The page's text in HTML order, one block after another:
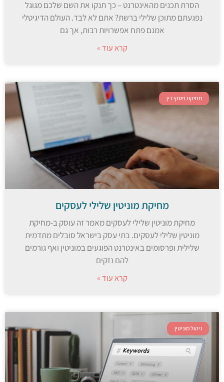
הסרת תכנים מהאינטרנט – כך תנקו את השם שלכם מגוגל
נפגעתם מתוכן שלילי ברשת? אתם לא לבד. העולם הדיגיטלי
אמנם פתח אפשרויות רבות, אך גם
קרא עוד »
מחיקת פסקי דין
מחיקת מוניטין שלילי לעסקים
מחיקת מוניטין שלילי לעסקים מאמר זה עוסק ב-מחיקת
מוניטין שלילי לעסקים. בתי עסק בישראל סובלים מתדמית
שלילית ופרסומים באינטרנט הפוגעים במוניטין ואף גורמים
להם נזקים
קרא עוד »
ניהול מוניטין